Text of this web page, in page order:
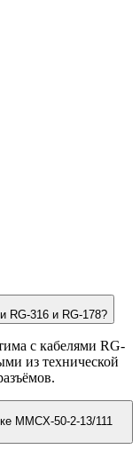
RG-316 и RG-178?
с кабелями RG-
из технической